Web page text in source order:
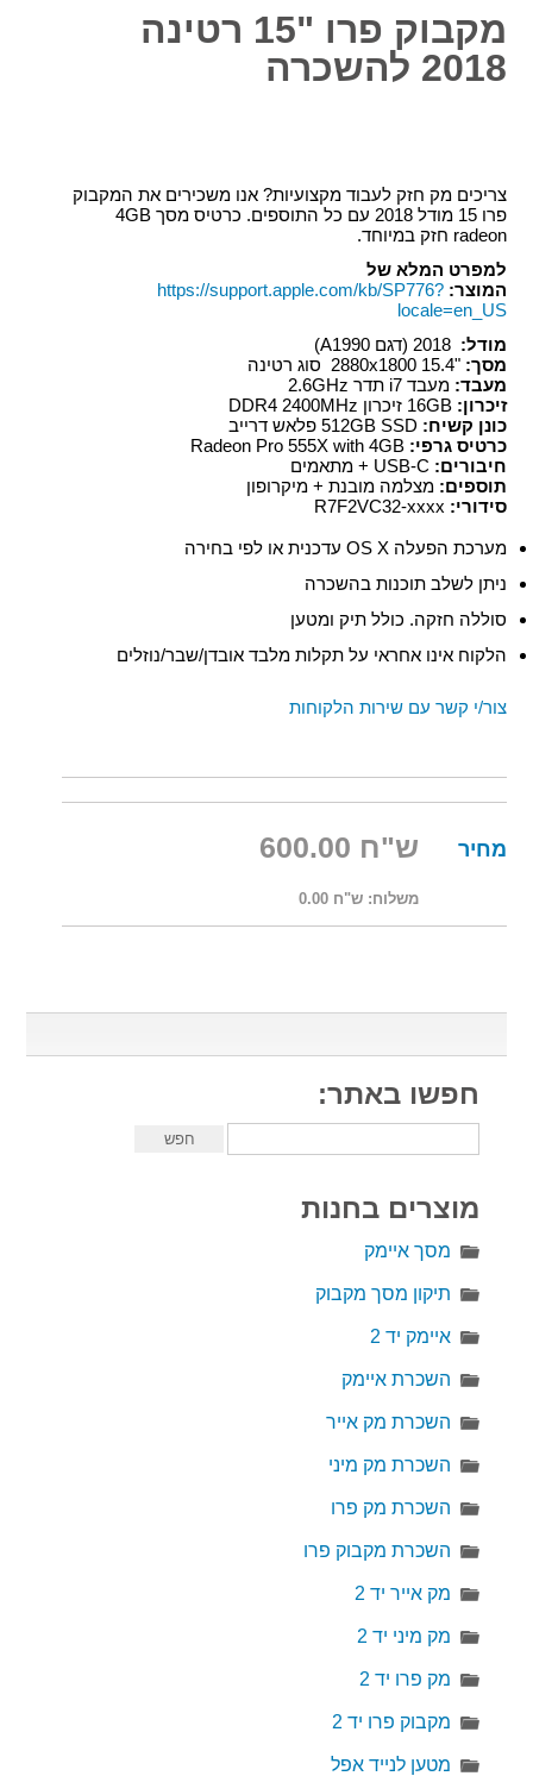
מקבוק פרו "15 רטינה
2018 להשכרה
צריכים מק חזק לעבוד מקצועיות? אנו משכירים את המקבוק
פרו 15 מודל 2018 עם כל התוספים. כרטיס מסך 4GB
radeon חזק במיוחד.
למפרט המלא של
המוצר: https://support.apple.com/kb/SP776?
locale=en_US
מודל: 2018
(דגם A1990)
מסך: "15.4 2880x1800 סוג רטינה
מעבד:מעבד i7 תדר 2.6GHz
זיכרון:16GB זיכרון DDR4 2400MHz
כונן קשיח: 512GB SSD פלאש דרייב
כרטיס גרפי:Radeon Pro 555X with 4GB
חיבורים:
תוספים: מצלמה מובנת + מיקרופון
סידורי:
מערכת הפעלה OS X עדכנית או לפי בחירה
ניתן לשלב תוכנות בהשכרה
סוללה חזקה. כולל תיק ומטען
הלקוח אינו אחראי על תקלות מלבד אובדן/שבר/נוזלים
צור/י קשר עם שירות הלקוחות
מחיר ש"ח 600.00
משלוח: ש"ח 0.00
חפשו באתר:
מוצרים בחנות
מסך איימק
תיקון מסך מקבוק
איימק יד 2
השכרת איימק
השכרת מק אייר
השכרת מק מיני
השכרת מק פרו
השכרת מקבוק פרו
מק אייר יד 2
מק מיני יד 2
מק פרו יד 2
מקבוק פרו יד 2
מטען לנייד אפל